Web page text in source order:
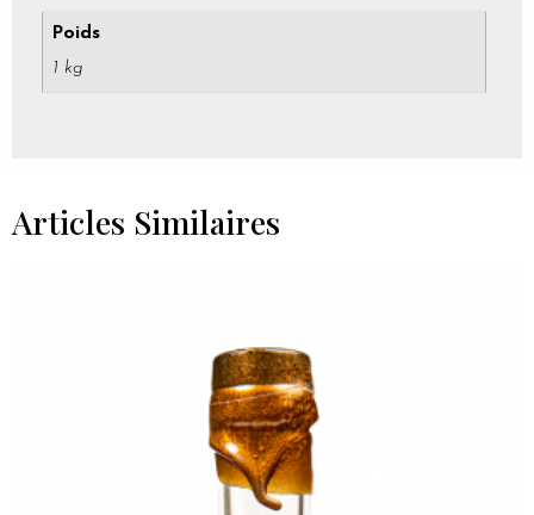
Poids
1 kg
Articles Similaires